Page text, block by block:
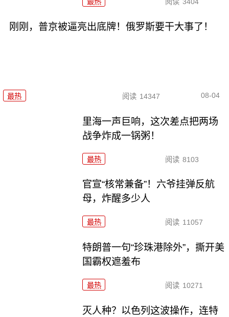
最热 阅读 3404
刚刚，普京被逼亮出底牌！俄罗斯要干大事了！
最热 阅读 14347 08-04
里海一声巨响，这次差点把两场
战争炸成一锅粥！
最热 阅读 8103
官宣“核常兼备”！六爷挂弹反航
母，炸醒多少人
最热 阅读 11057
特朗普一句“珍珠港除外”，撕开美
国霸权遮羞布
最热 阅读 10271
灭人种？以色列这波操作，连特